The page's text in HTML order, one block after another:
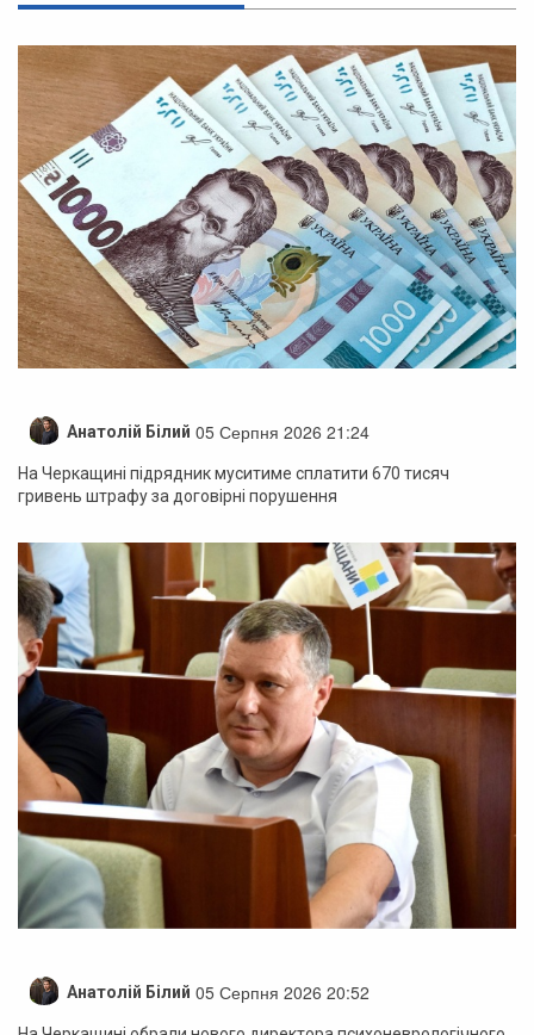
Анатолій Білий 05 Серпня 2026 21:24
На Черкащині підрядник муситиме сплатити 670 тисяч
гривень штрафу за договірні порушення
Анатолій Білий 05 Серпня 2026 20:52